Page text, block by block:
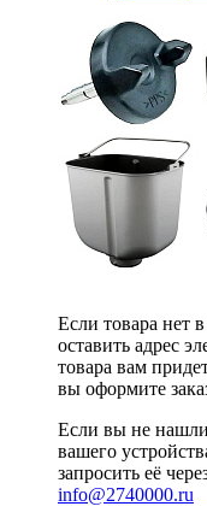
Если товара нет
оставить адрес
товара вам
вы оформите
Если вы не нашли
вашего
запросить её
info@2740000.ru